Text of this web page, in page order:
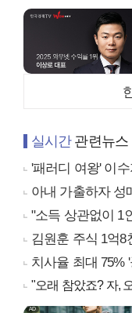
실시간관련뉴스
'패러디 여왕' 이
아내 가출하자 성
"소득 상관없이 1
김원훈 주식 1억
치사율 최대 75%
"오래 참았죠? 자,